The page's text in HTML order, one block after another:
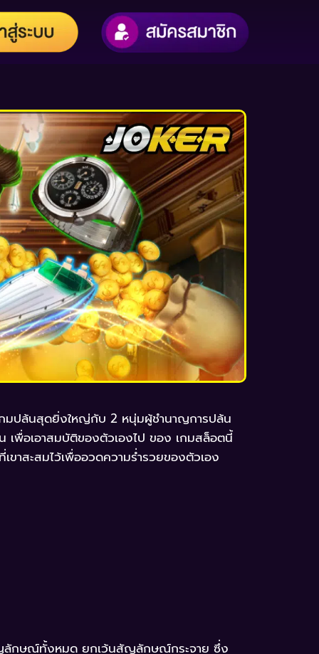
มปล้นสุดยิ่งใหญ่กับ 2 หนุ่มผู้ชำนาญการปล้น
เพื่อเอาสมบัติของตัวเองไป ของ เกมสล็อตนี้
ขาสะสมไว้เพื่ออวดความร่ำรวยของตัวเอง
กษณ์ทั้งหมด ยกเว้นสัญลักษณ์กระจาย ซึ่ง